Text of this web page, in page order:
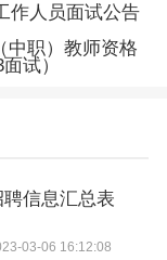
作人员面试公告
中职）教师资格
试）
信息汇总表
03-06 16:12:08